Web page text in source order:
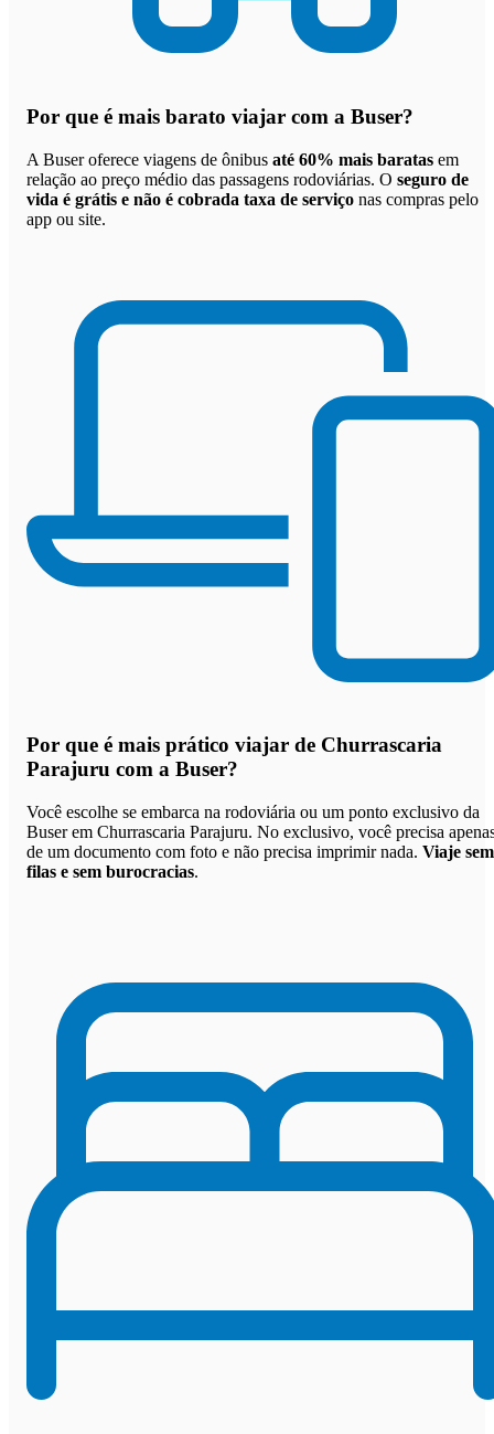
Por que é mais barato viajar com a Buser?
A Buser oferece viagens de ônibus até 60% mais baratas em
relação ao preço médio das passagens rodoviárias. O seguro de
vida é grátis e não é cobrada taxa de serviço nas compras pelo
app ou site.
Por que é mais prático viajar de Churrascaria
Parajuru com a Buser?
Você escolhe se embarca na rodoviária ou um ponto exclusivo da
Buser em Churrascaria Parajuru. No exclusivo, você precisa
de um documento com foto e não precisa imprimir nada. Viaje sem
filas e sem burocracias.